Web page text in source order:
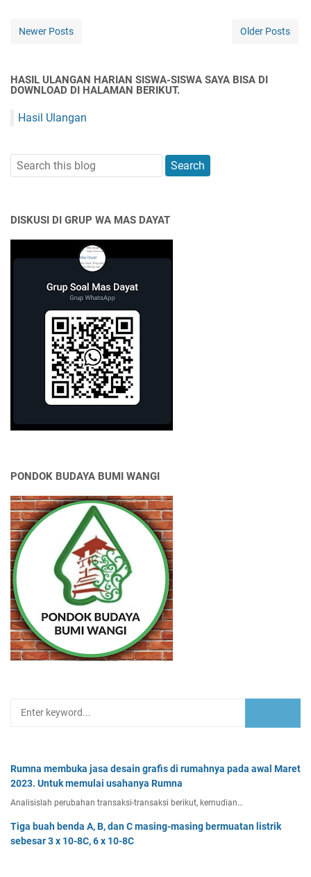
Newer Posts Older Posts
HASIL ULANGAN HARIAN SISWA-SISWA SAYA BISA DI
DOWNLOAD DI HALAMAN BERIKUT.
Hasil Ulangan
DISKUSI DI GRUP WA MAS DAYAT
PONDOK BUDAYA BUMI WANGI
Rumna membuka jasa desain grafis di rumahnya pada awal Maret
2023. Untuk memulai usahanya Rumna
Analisislah perubahan transaksi-transaksi berikut, kemudian…
Tiga buah benda A, B, dan C masing-masing bermuatan listrik
sebesar 3 x 10-8C, 6 x 10-8C